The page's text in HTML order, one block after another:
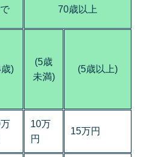
70歳以上
)
(5歳
未満)
(5歳以上)
10万
円
15万円